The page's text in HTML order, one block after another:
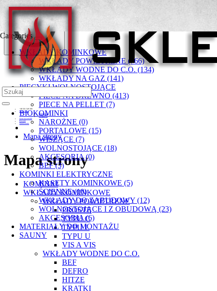
+48 501 549 300
Moje konto
Rejestracja
Zaloguj się
Lista życzeń (0)
Koszyk
Zamówienie
Categories
WKŁADY KOMINKOWE
WKŁADY POWIETRZNE (766)
WKŁADY WODNE DO C.O. (134)
WKŁADY NA GAZ (141)
PIECYKI WOLNOSTOJĄCE
PIECE NA DREWNO (413)
PIECE NA PELLET (7)
BIOKOMINKI
NAROŻNE (0)
PORTALOWE (15)
WISZĄCE (7)
WOLNOSTOJĄCE (18)
AKCESORIA (0)
BEF (3)
KOMINKI ELEKTRYCZNE
KASETY KOMINKOWE (5)
ŚCIENNE (10)
WKŁADY DO ZABUDOWY (12)
WOLNOSTOJĄCE I Z OBUDOWĄ (23)
AKCESORIA (6)
MATERIAŁY DO MONTAŻU
SAUNY
Mapa strony
Mapa strony
KOMINKI
WKŁADY KOMINKOWE
WKŁADY POWIETRZNE
PROSTE
TYPU C
TYPU L
TYPU U
VIS A VIS
WKŁADY WODNE DO C.O.
BEF
DEFRO
HITZE
KRATKI